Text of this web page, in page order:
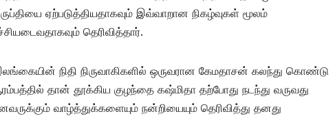
ஏற்படுத்தியதாகவும் இவ்வாறான நிகழ்வுகள் மூலம்
தெரிவித்தார்.
நிதி நிருவாகிகளில் ஒருவரான கேமதாசன் கலந்து கொண்டு
தான் தூக்கிய குழந்தை கஷ்மிதா தற்போது நடந்து வருவது
வாழ்த்துக்களையும் நன்றியையும் தெரிவித்து தனது